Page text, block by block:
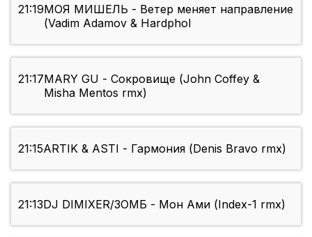
21:19МОЯ МИШЕЛЬ - Ветер меняет направление
(Vadim Adamov & Hardphol
21:17MARY GU - Сокровище (John Coffey &
Misha Mentos rmx)
21:15ARTIK & ASTI - Гармония (Denis Bravo rmx)
21:13DJ DIMIXER/ЗОМБ - Мон Ами (Index-1 rmx)